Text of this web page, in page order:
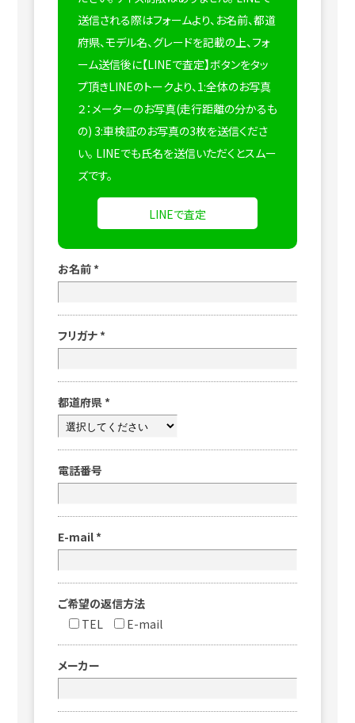
送信される際はフォームより、お名前、都道
府県、モデル名、グレードを記載の上、フォ
ーム送信後に【LINEで査定】ボタンをタッ
プ頂きLINEのトークより、1:全体のお写真
２：メーターのお写真(走行距離の分かるも
の) 3:車検証のお写真の3枚を送信くださ
い。 LINEでも氏名を送信いただくとスムー
ズです。
LINEで査定
お名前 *
フリガナ *
都道府県 *
電話番号
E-mail *
ご希望の返信方法
TEL
E-mail
メーカー